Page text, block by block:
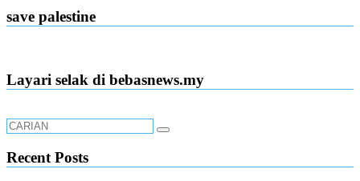
save palestine
Layari selak di bebasnews.my
Recent Posts